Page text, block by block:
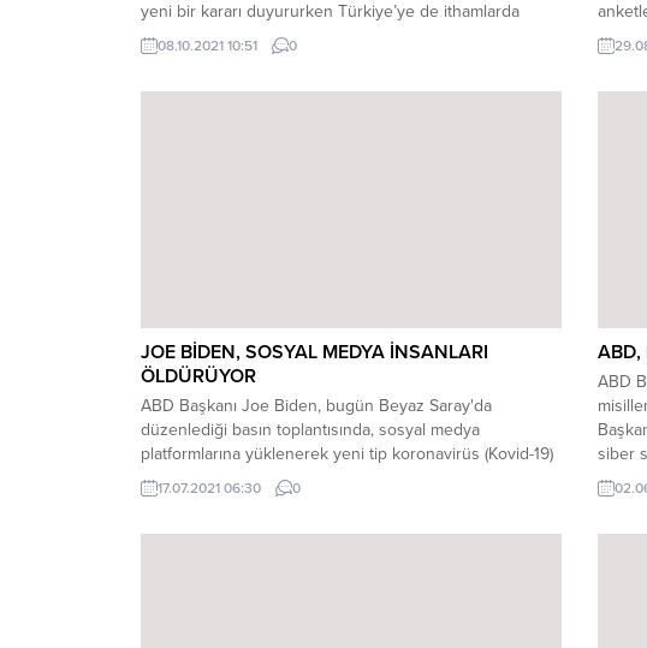
yeni bir kararı duyururken Türkiye’ye de ithamlarda
bulundu. Sınırdaki terör örgütlerine sık sık askeri
teçhizat desteklerinde bulunarak, alenen teröristleri
08.10.2021 10:51 0
JOE BİDEN, SOSYAL MEDYA İNSANLARI
ÖLDÜRÜYOR
ABD Başkanı Joe Biden, bugün Beyaz Saray'da
düzenlediği basın toplantısında, sosyal medya
platformlarına yüklenerek yeni tip koronavirüs (Kovid-19)
salgını ve aşılar konusunda yanlış bilgiler yaydıklarını,
bunun da aşılama oranlarını düşürdüğünü savundu.
17.07.2021 06:30 0
ABD,
ABD
siber